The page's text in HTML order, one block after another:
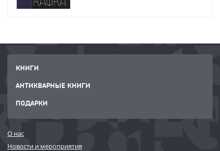
КНИГИ
АНТИКВАРНЫЕ КНИГИ
ПОДАРКИ
О нас
Новости и мероприятия